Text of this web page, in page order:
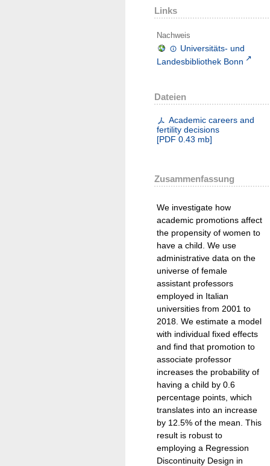
Links
Nachweis
Universitäts- und
Landesbibliothek Bonn
Dateien
Academic careers and
fertility decisions
[PDF 0.43 mb]
Zusammenfassung
We investigate how
academic promotions affect
the propensity of women to
have a child. We use
administrative data on the
universe of female
assistant professors
employed in Italian
universities from 2001 to
2018. We estimate a model
with individual fixed effects
and find that promotion to
associate professor
increases the probability of
having a child by 0.6
percentage points, which
translates into an increase
by 12.5% of the mean. This
result is robust to
employing a Regression
Discontinuity Design in